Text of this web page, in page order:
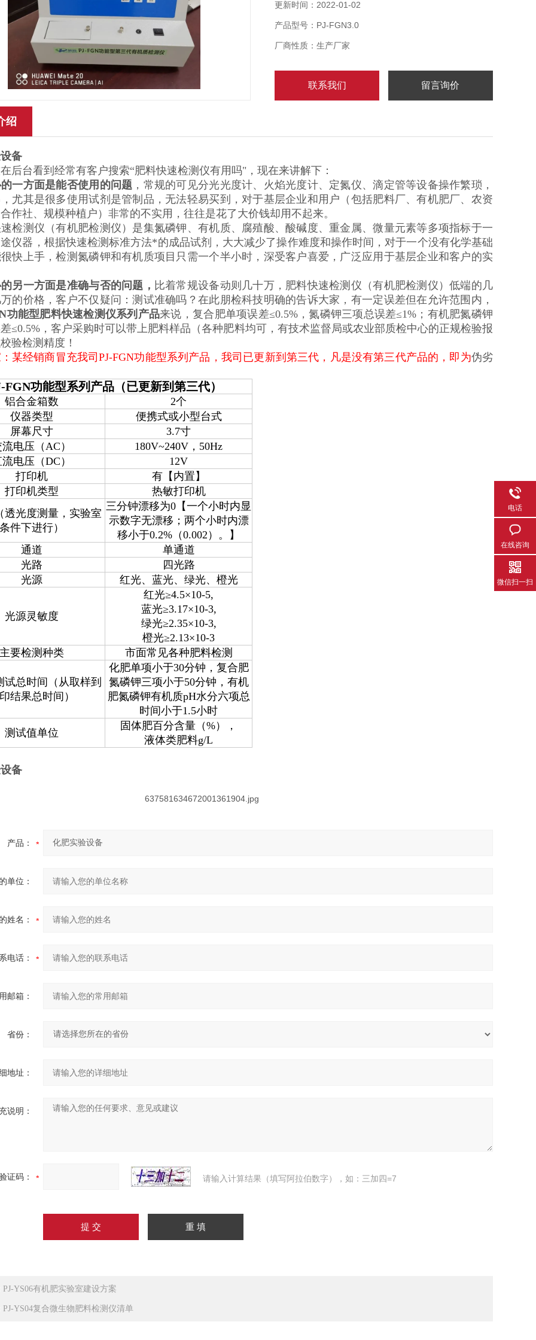
更新时间：2022-01-02
产品型号：PJ-FGN3.0
厂商性质：生产厂家
联系我们 留言询价
绍
备
后台看到经常有客户搜索“肥料快速检测仪有用吗"，现在来讲解下：
一方面是能否使用的问题 ，常规的可见分光光度计、火焰光度计、定氮仪、滴定管等设备操作繁琐，
尤其是很多使用试剂是管制品，无法轻易买到，对于基层企业和用户（包括肥料厂、有机肥厂、农资
作社、规模种植户）非常的不实用，往往是花了大价钱却用不起来。
检测仪（有机肥检测仪）是集氮磷钾、有机质、腐殖酸、酸碱度、重金属、微量元素等多项指标于一
仪器，根据快速检测标准方法*的成品试剂，大大减少了操作难度和操作时间，对于一个没有化学基础
快上手，检测氮磷钾和有机质项目只需一个半小时，深受客户喜爱，广泛应用于基层企业和客户的实
另一方面是准确与否的问题， 比着常规设备动则几十万，肥料快速检测仪（有机肥检测仪）低端的几
的价格，客户不仅疑问：测试准确吗？在此朋检科技明确的告诉大家，有一定误差但在允许范围内，
功能型肥料快速检测仪系列产品来说，复合肥单项误差≤0.5%，氮磷钾三项总误差≤1%；有机肥氮磷钾
≤0.5%，客户采购时可以带上肥料样品（各种肥料均可，有技术监督局或农业部质检中心的正规检验报
验检测精度！
某经销商冒充我司PJ-FGN功能型系列产品，我司已更新到第三代，凡是没有第三代产品的，即为伪劣
FGN功能型系列产品（已更新到第三代）
铝合金箱数
2个
仪器类型
便携式或小型台式
屏幕尺寸
3.7寸
电压（AC）
180V~240V，50Hz
电压（DC）
12V
打印机
有【内置】
打印机类型
热敏打印机
透光度测量，实验室
条件下进行）
三分钟漂移为0【一个小时内显
示数字无漂移；两个小时内漂
移小于0.2%（0.002）。】
通道
单通道
光路
四光路
光源
红光、蓝光、绿光、橙光
光源灵敏度
红光≥4.5×10-5,
蓝光≥3.17×10-3,
绿光≥2.35×10-3,
橙光≥2.13×10-3
主要检测种类
市面常见各种肥料检测
试总时间（从取样到
结果总时间）
化肥单项小于30分钟，复合肥
氮磷钾三项小于50分钟，有机
肥氮磷钾有机质pH水分六项总
时间小于1.5小时
测试值单位
固体肥百分含量（%），
液体类肥料g/L
备
产品：
单位：
姓名：
电话：
邮箱：
省份：
地址：
说明：
证码： 请输入计算结果（填写阿拉伯数字），如：三加四=7
PJ-YS06有机肥实验室建设方案
PJ-YS04复合微生物肥料检测仪清单
电话
在线咨询
微信扫一扫